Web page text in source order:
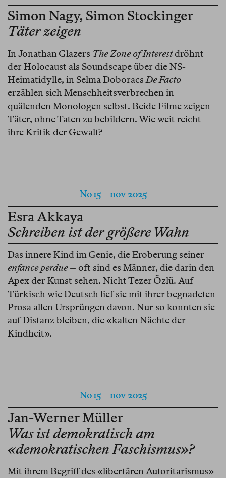
Simon Nagy, Simon Stockinger
Täter zeigen
In Jonathan Glazers The Zone of Interestdröhnt
der Holocaust als Soundscape über die NS-
Heimatidylle, in Selma DoboracsDe Facto
erzählen sich Menschheitsverbrechen in
quälenden Monologen selbst. Beide Filme zeigen
Täter, ohne Taten zu bebildern. Wie weit reicht
ihre Kritik der Gewalt?
No 15nov 2025
Esra Akkaya
Schreiben ist der größere Wahn
Das innere Kind im Genie, die Eroberung seiner
enfance perdue– oft sind es Männer, die darin den
Apex der Kunst sehen. Nicht Tezer Özlü. Auf
Türkisch wie Deutsch lief sie mit ihrer begnadeten
Prosa allen Ursprüngen davon. Nur so konnten sie
auf Distanz bleiben, die «kalten Nächte der
Kindheit».
No 15nov 2025
Jan-Werner Müller
Was ist demokratisch am
«demokratischen Faschismus»?
Mit ihrem Begriff des «libertären Autoritarismus»